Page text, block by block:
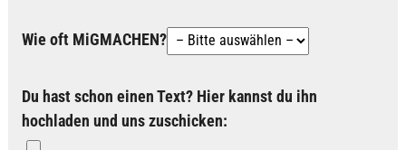
Wie oft MiGMACHEN?
Du hast schon einen Text? Hier kannst du ihn
hochladen und uns zuschicken: